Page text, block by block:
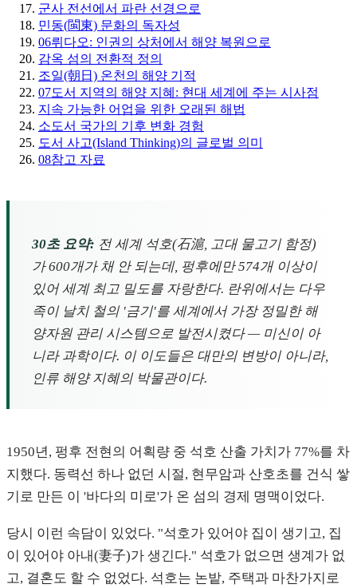
군사 전선에서 파란 선경으로
민동(閩東) 문화의 독자성
06뤼다오: 인권의 상처에서 해양 복원으로
감옥 섬의 전환적 정의
조일(朝日) 온천의 해양 기적
07도서 지역의 해양 지혜: 현대 세계에 주는 시사점
지속 가능한 어업을 위한 오래된 해법
소도서 국가의 기후 변화 경험
도서 사고(Island Thinking)의 글로벌 의미
08참고 자료
30초 요약: 전 세계 석호(石滬, 고대 물고기 함정)
가 600개가 채 안 되는데, 펑후에만 574개 이상이
있어 세계 최고 밀도를 자랑한다. 란위에서는 다우
족이 날치 철의 '금기'를 세계에서 가장 정밀한 해
양자원 관리 시스템으로 발전시켰다 — 미신이 아
니라 과학이다. 이 이도들은 대만의 변방이 아니라,
인류 해양 지혜의 박물관이다.
1950년, 펑후 전현의 어획량 중 석호 산출 가치가 77%를 차
지했다. 동력선 하나 없던 시절, 현무암과 산호초를 건식 쌓
기로 만든 이 '바다의 미로'가 온 섬의 경제 명맥이었다.
당시 이런 속담이 있었다. "석호가 있어야 집이 생기고, 집
이 있어야 아내(妻子)가 생긴다." 석호가 없으면 생계가 없
고, 결혼도 할 수 없었다. 석호는 논밭, 주택과 마찬가지로